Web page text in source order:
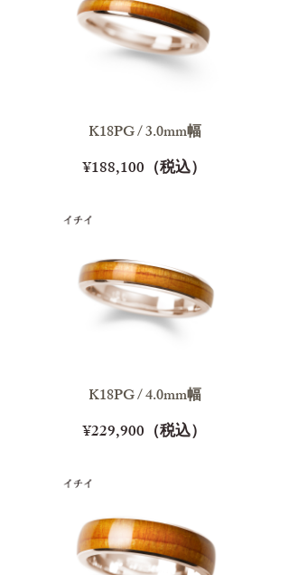
K18PG / 3.0mm幅
¥188,100（税込）
K18PG / 4.0mm幅
¥229,900（税込）